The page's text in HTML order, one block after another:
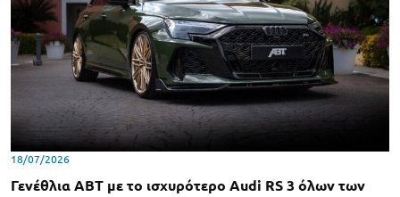
18/07/2026
Γενέθλια ABT με το ισχυρότερο Audi RS 3 όλων των